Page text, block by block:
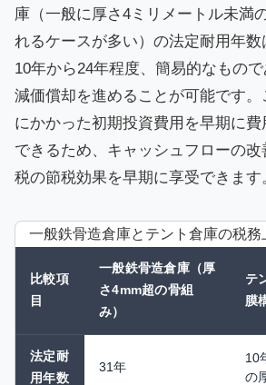
庫（一般に厚さ4ミリメートル未満
れるケースが多い）の法定耐用年
10年から24年程度、簡易的なもの
減価償却を進めることが可能です
にかかった初期投資費用を早期に費
できるため、キャッシュフローの改
税の節税効果を早期に享受できます
一般鉄骨造倉庫とテント倉庫の税務
比較項
目
一般鉄骨造倉庫（厚
さ4mm超の骨組
み）
テ
膜
法定耐
用年数
31年
10
の